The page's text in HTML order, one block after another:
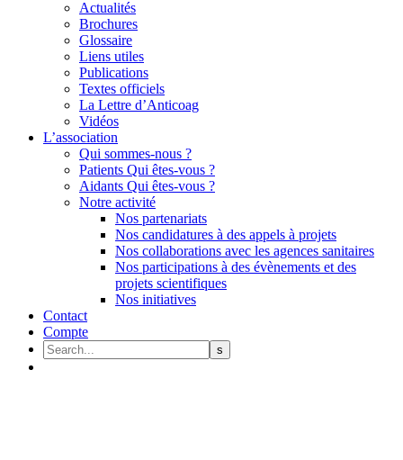
Actualités
Brochures
Glossaire
Liens utiles
Publications
Textes officiels
La Lettre d’Anticoag
Vidéos
L’association
Qui sommes-nous ?
Patients Qui êtes-vous ?
Aidants Qui êtes-vous ?
Notre activité
Nos partenariats
Nos candidatures à des appels à projets
Nos collaborations avec les agences sanitaires
Nos participations à des évènements et des
projets scientifiques
Nos initiatives
Contact
Compte